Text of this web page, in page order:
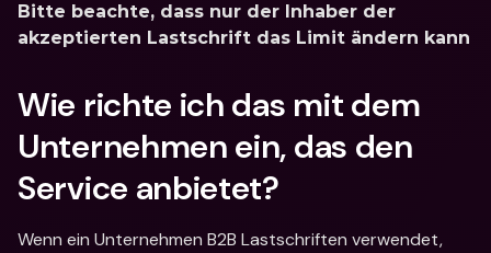
Bitte beachte, dass nur der Inhaber der
akzeptierten Lastschrift das Limit ändern kann
Wie richte ich das mit dem
Unternehmen ein, das den
Service anbietet?
Wenn ein Unternehmen B2B Lastschriften verwendet,